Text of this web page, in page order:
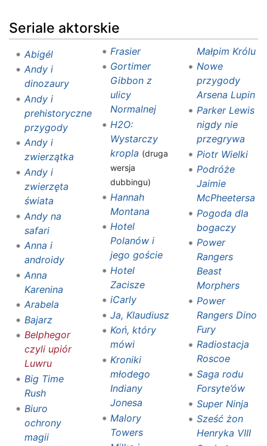
Seriale aktorskie
Abigél
Andy i
dinozaury
Andy i
prehistoryczne
przygody
Andy i
zwierzątka
Andy i
zwierzęta
świata
Andy na
safari
Anna i
androidy
Anna
Karenina
Arabela
Bajarz
Belphegor
czyli upiór
Luwru
Big Time
Rush
Biuro
ochrony
magii
Frasier
Gortimer
Gibbon z
ulicy
Normalnej
H2O:
Wystarczy
kropla (druga
wersja
dubbingu)
Hannah
Montana
Hotel
Polanów i
jego goście
Hotel
Zacisze
iCarly
Ja, Klaudiusz
Koń, który
mówi
Kroniki
młodego
Indiany
Jonesa
Malory
Towers
Małpim Królu
Nowe
przygody
Arsena Lupin
Parker Lewis
nigdy nie
przegrywa
Piotr Wielki
Podróże
Jaimie
McPheetersa
Pogoda dla
bogaczy
Power
Rangers
Beast
Morphers
Power
Rangers Dino
Fury
Radiostacja
Roscoe
Saga rodu
Forsyte’ów
Super Ninja
Sześć żon
Henryka VIII